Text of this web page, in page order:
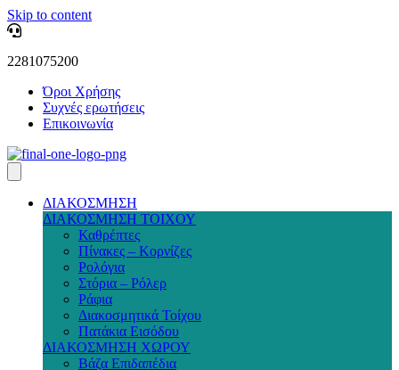
Skip to content
2281075200
Όροι Χρήσης
Συχνές ερωτήσεις
Επικοινωνία
ΔΙΑΚΟΣΜΗΣΗ
ΔΙΑΚΟΣΜΗΣΗ ΤΟΙΧΟΥ
Καθρέπτες
Πίνακες – Κορνίζες
Ρολόγια
Στόρια – Ρόλερ
Ράφια
Διακοσμητικά Τοίχου
Πατάκια Εισόδου
ΔΙΑΚΟΣΜΗΣΗ ΧΩΡΟΥ
Βάζα Επιδαπέδια